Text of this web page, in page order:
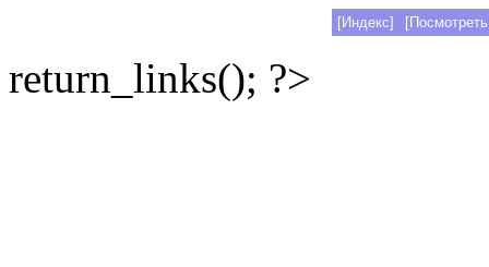
[Индекс]
return_links(); ?>